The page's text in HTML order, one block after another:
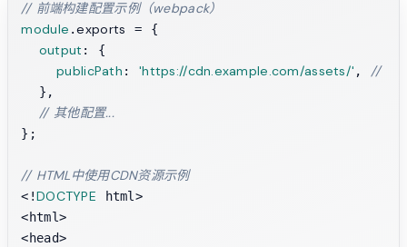
// 前端构建配置示例（webpack）
module .exports = {
output : {
publicPath : 'https://cdn.example.com/assets/' , //
  },
// 其他配置...
};
// HTML中使用CDN资源示例
<!DOCTYPE html>
<html>
<head>